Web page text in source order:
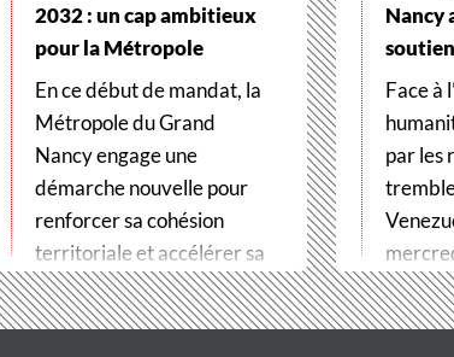
2032 : un cap ambitieux
pour la Métropole
En ce début de mandat, la
Métropole du Grand
Nancy engage une
démarche nouvelle pour
renforcer sa cohésion
territoriale et accélérer sa
transformation…
Nancy
soutien
Face à
par les